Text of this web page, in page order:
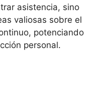
asistencia, sino
valiosas sobre el
potenciando
personal.